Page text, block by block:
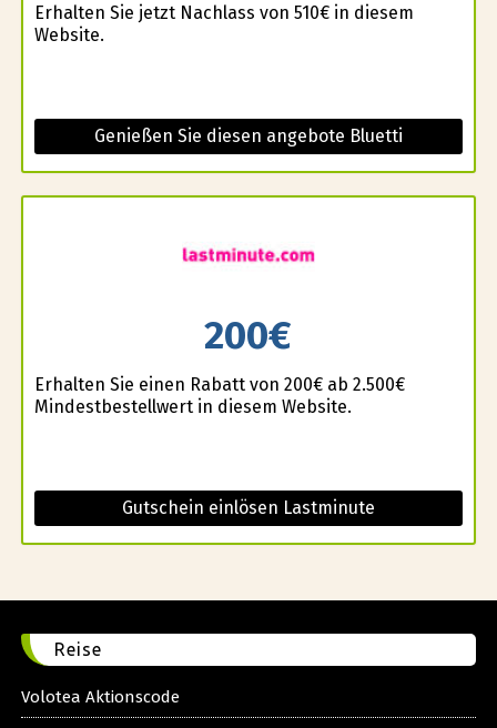
Erhalten Sie jetzt Nachlass von 510€ in diesem
Website.
Genießen Sie diesen angebote Bluetti
200€
Erhalten Sie einen Rabatt von 200€ ab 2.500€
Mindestbestellwert in diesem Website.
Gutschein einlösen Lastminute
Reise
Volotea Aktionscode